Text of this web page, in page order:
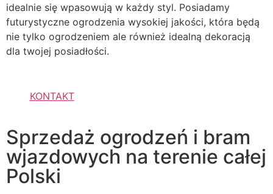
idealnie się wpasowują w każdy styl. Posiadamy
futurystyczne ogrodzenia wysokiej jakości, która będą
nie tylko ogrodzeniem ale również idealną dekoracją
dla twojej posiadłości.
KONTAKT
Sprzedaż ogrodzeń i bram
wjazdowych na terenie całej
Polski